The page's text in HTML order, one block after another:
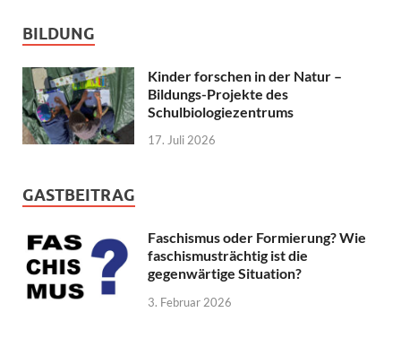
BILDUNG
Kinder forschen in der Natur –
Bildungs-Projekte des
Schulbiologiezentrums
17. Juli 2026
GASTBEITRAG
Faschismus oder Formierung? Wie
faschismusträchtig ist die
gegenwärtige Situation?
3. Februar 2026